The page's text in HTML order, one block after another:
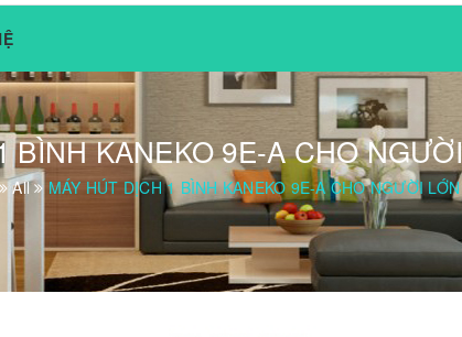
BÌNH KANEKO 9E-A CHO
All MÁY HÚT DỊCH 1 BÌNH KANEKO 9E-A CHO NGƯỜI